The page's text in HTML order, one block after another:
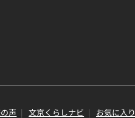
声 文京くらしナビ お気に入